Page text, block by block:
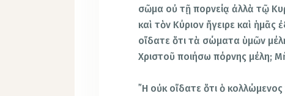
σῶμα οὐ τῇ πορνείᾳ ἀλλὰ τῷ
καὶ τὸν Κύριον ἤγειρε καὶ ἡμᾶς
οἴδατε ὅτι τὰ σώματα ὑμῶν
Χριστοῦ ποιήσω πόρνης μέλη;
῎Η οὐκ οἴδατε ὅτι ὁ